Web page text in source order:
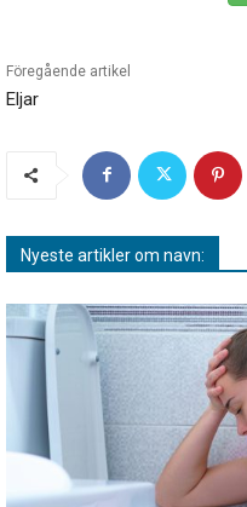
Föregående artikel
Eljar
Nyeste artikler om navn: